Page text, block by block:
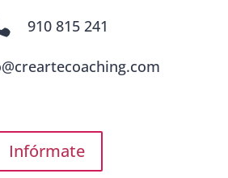
910 815 241
Infórmate